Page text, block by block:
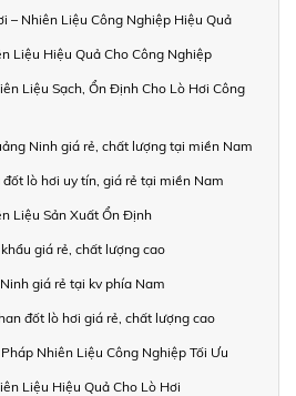
– Nhiên Liệu Công Nghiệp Hiệu Quả
Liệu Hiệu Quả Cho Công Nghiệp
Liệu Sạch, Ổn Định Cho Lò Hơi Công
Ninh giá rẻ, chất lượng tại miền Nam
lò hơi uy tín, giá rẻ tại miền Nam
Liệu Sản Xuất Ổn Định
giá rẻ, chất lượng cao
giá rẻ tại kv phía Nam
đốt lò hơi giá rẻ, chất lượng cao
Nhiên Liệu Công Nghiệp Tối Ưu
Liệu Hiệu Quả Cho Lò Hơi